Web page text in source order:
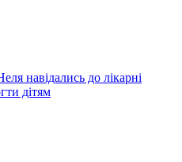
навідались до лікарні
дітям